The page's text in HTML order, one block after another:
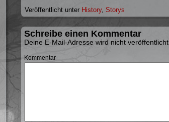
Veröffentlicht unter History,Storys
Schreibe einen Kommentar
Deine E-Mail-Adresse wird nicht veröffentlicht.
Kommentar